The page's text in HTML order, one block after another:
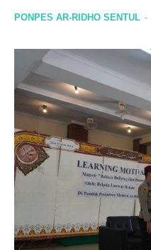
PONPES AR-RIDHO SENTUL -